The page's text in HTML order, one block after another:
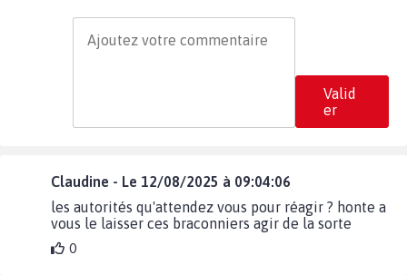
Valid
er
Claudine - Le 12/08/2025 à 09:04:06
les autorités qu'attendez vous pour réagir ? honte a
vous le laisser ces braconniers agir de la sorte
0